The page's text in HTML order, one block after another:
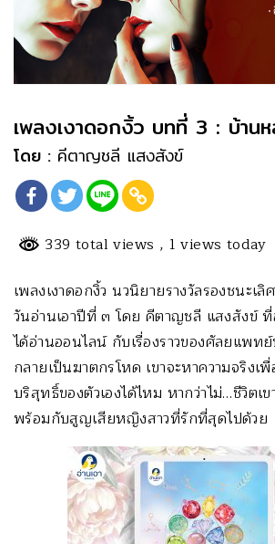
เพลงเงาดอกงิ้ว บทที่ 3 : บ้าน
โดย : คีตาญชลี แสงสังข์
339 total views , 1 views today
เพลงเงาดอกงิ้ว นวนิยายรางวัลรองชนะเลิ
วันอ่านเอาปีที่ ๓ โดย คีตาญชลี แสงสังข์
ได้อ่านออนไลน์ กับเรื่องราวของศัลยแพท
กลายเป็นฆาตกรโหด เขาจะหาความจริงเ
บริสุทธิ์ของตัวเองได้ไหม หากว่าไม่…ชีวิตเ
พร้อมกับสูญเสียหญิงสาวที่รักที่สุดไปด้วย